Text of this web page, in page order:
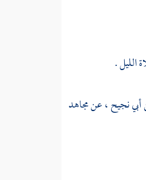
الليل .
أبي نجيح ،عنمجاهد